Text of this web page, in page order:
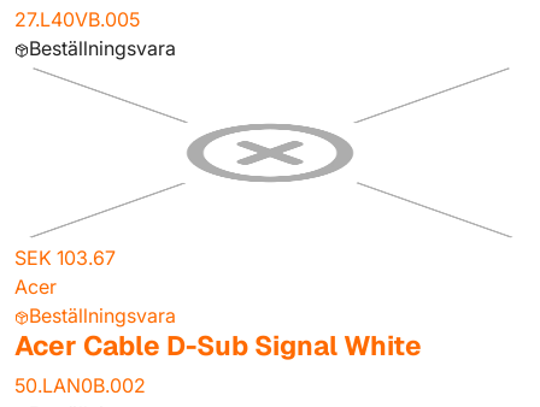
27.L40VB.005
Beställningsvara
SEK 103.67
Acer
Beställningsvara
Acer Cable D-Sub Signal White
50.LAN0B.002